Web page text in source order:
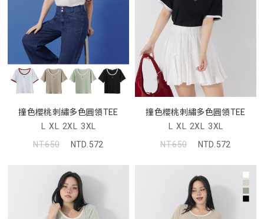
撞色櫻桃刺繡多色圓領TEE
L XL 2XL 3XL
NT.650
NTD.572
撞色櫻桃刺繡多色圓領TEE
L XL 2XL 3XL
NT.650
NTD.572